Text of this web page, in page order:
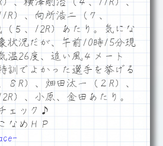
）、向所浩二（７、
５、12R）あたり。気にな
状況だが、午前10時15分現
温26度、追い風４メート
訓でよかった選手を挙げる
８R）、畑田汰一（２R）、
）、小原、金田あたり。
ェック♪
なめＨＰ